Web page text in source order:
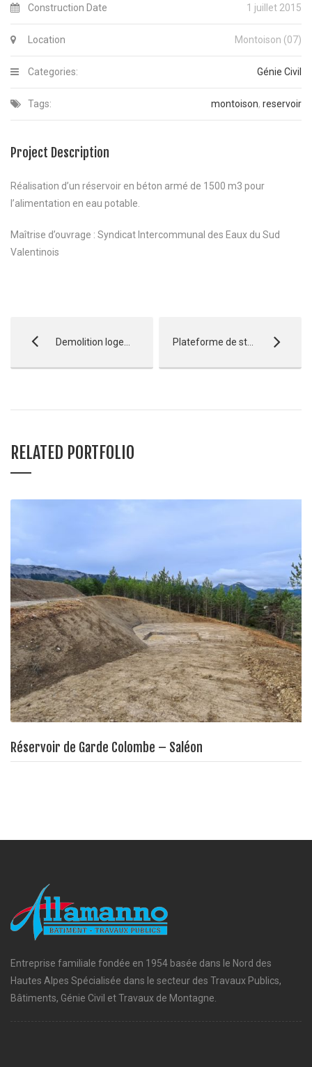
Construction Date 1 juillet 2015
Location Montoison (07)
Categories: Génie Civil
Tags: montoison, reservoir
Project Description
Réalisation d’un réservoir en béton armé de 1500 m3 pour
l’alimentation en eau potable.
Maîtrise d’ouvrage : Syndicat Intercommunal des Eaux du Sud
Valentinois
Demolition logement – Guillestre Plateforme de stockage – Cadarache
RELATED PORTFOLIO
Réservoir de Garde Colombe – Saléon
Entreprise familiale fondée en 1954 basée dans le Nord des
Hautes Alpes Spécialisée dans le secteur des Travaux Publics,
Bâtiments, Génie Civil et Travaux de Montagne.